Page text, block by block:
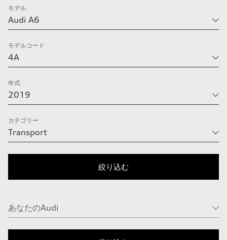
モデル
モデルコード
年式
カテゴリー